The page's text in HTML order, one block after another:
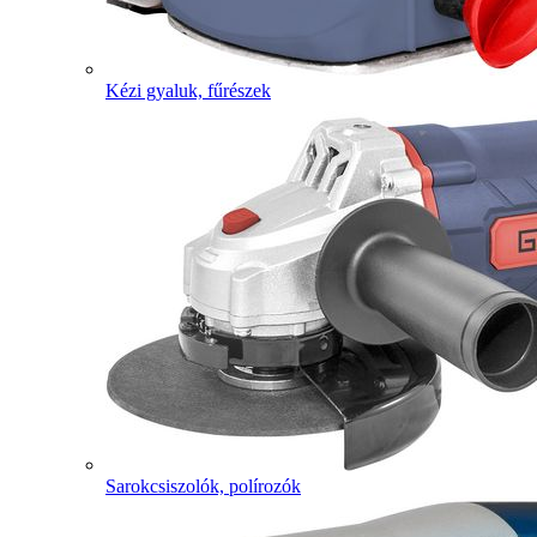
Kézi gyaluk, fűrészek
Sarokcsiszolók, polírozók